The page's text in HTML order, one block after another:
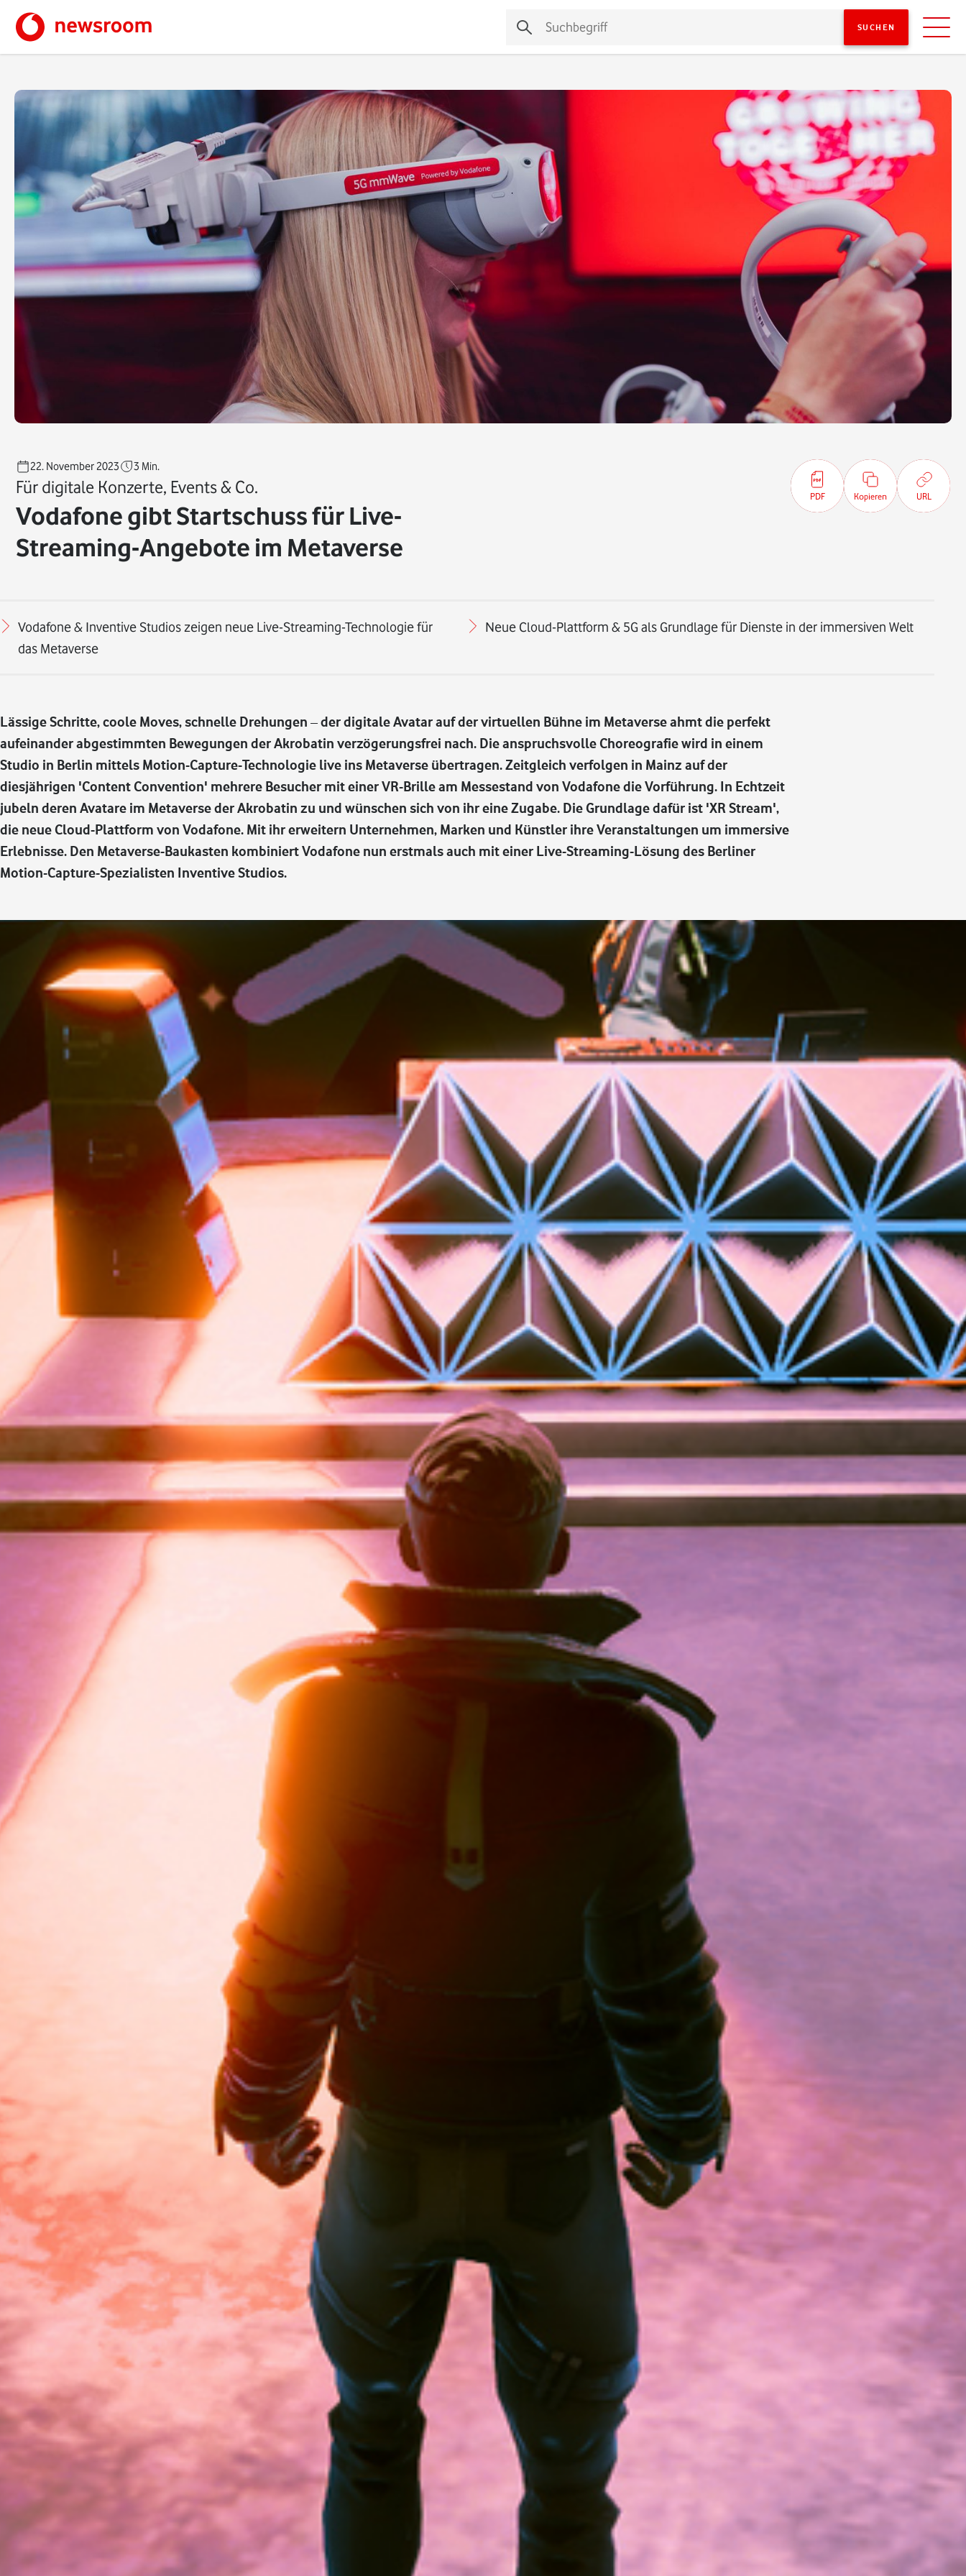
22. November 2023 3 Min.
Für digitale Konzerte, Events & Co.
Vodafone gibt Startschuss für Live-
Streaming-Angebote im Metaverse
PDF Kopieren URL
Vodafone & Inventive Studios zeigen neue Live-Streaming-Technologie für
das Metaverse
Neue Cloud-Plattform & 5G als Grundlage für Dienste in der immersiven Welt
Lässige Schritte, coole Moves, schnelle Drehungen – der digitale Avatar auf der virtuellen Bühne im Metaverse ahmt die perfekt
aufeinander abgestimmten Bewegungen der Akrobatin verzögerungsfrei nach. Die anspruchsvolle Choreografie wird in einem
Studio in Berlin mittels Motion-Capture-Technologie live ins Metaverse übertragen. Zeitgleich verfolgen in Mainz auf der
diesjährigen 'Content Convention' mehrere Besucher mit einer VR-Brille am Messestand von Vodafone die Vorführung. In Echtzeit
jubeln deren Avatare im Metaverse der Akrobatin zu und wünschen sich von ihr eine Zugabe. Die Grundlage dafür ist 'XR Stream',
die neue Cloud-Plattform von Vodafone. Mit ihr erweitern Unternehmen, Marken und Künstler ihre Veranstaltungen um immersive
Erlebnisse. Den Metaverse-Baukasten kombiniert Vodafone nun erstmals auch mit einer Live-Streaming-Lösung des Berliner
Motion-Capture-Spezialisten Inventive Studios.